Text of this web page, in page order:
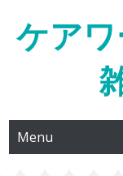
content
ケア
Menu